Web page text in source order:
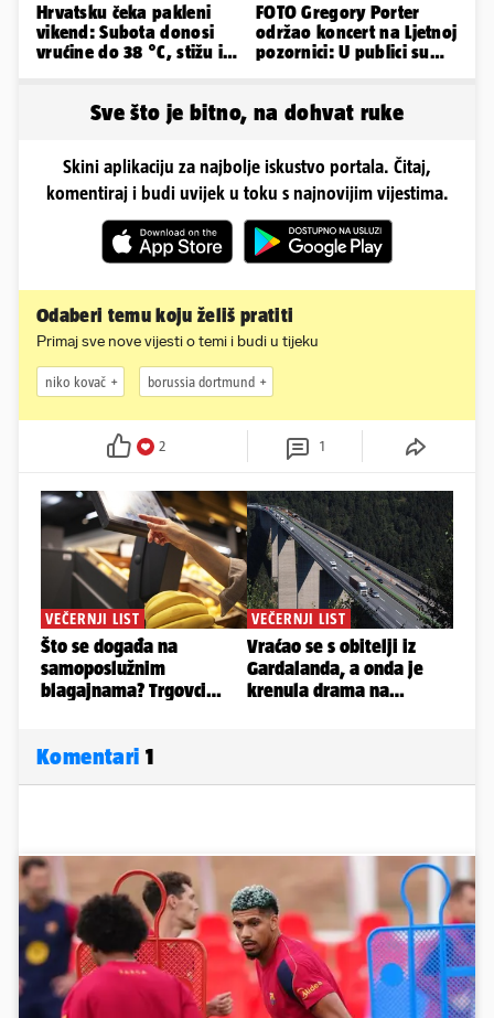
Hrvatsku čeka pakleni
vikend: Subota donosi
vrućine do 38 °C, stižu i
FOTO Gregory Porter
održao koncert na Ljetnoj
pozornici: U publici su
Sve što je bitno, na dohvat ruke
Skini aplikaciju za najbolje iskustvo portala. Čitaj,
komentiraj i budi uvijek u toku s najnovijim vijestima.
Odaberi temu koju želiš pratiti
Primaj sve nove vijesti o temi i budi u tijeku
niko kovač borussia dortmund
2 1
Komentari 1